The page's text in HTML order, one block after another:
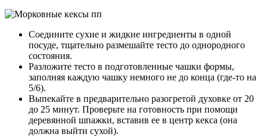
Соедините сухие и жидкие ингредиенты в одной
посуде, тщательно размешайте тесто до однородного
состояния.
Разложите тесто в подготовленные чашки формы,
заполняя каждую чашку немного не до конца (где-то на
5/6).
Выпекайте в предварительно разогретой духовке от 20
до 25 минут. Проверьте на готовность при помощи
деревянной шпажки, вставив ее в центр кекса (она
должна выйти сухой).